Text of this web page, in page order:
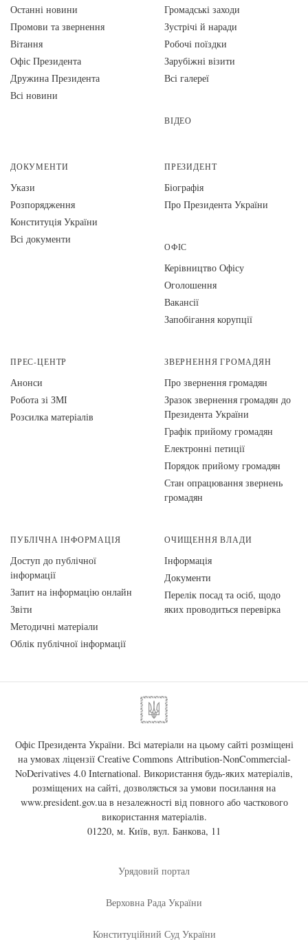
Останні новини
Промови та звернення
Вiтання
Офіс Президента
Дружина Президента
Всі новини
Громадські заходи
Зустрічі й наради
Робочі поїздки
Зарубіжні візити
Всі галереї
ВІДЕО
ДОКУМЕНТИ
Укази
Розпорядження
Конституція України
Всі документи
ПРЕЗИДЕНТ
Біографія
Про Президента України
ОФІС
Керівництво Офісу
Оголошення
Вакансії
Запобігання корупції
ПРЕС-ЦЕНТР
Анонси
Робота зі ЗМІ
Розсилка матеріалів
ЗВЕРНЕННЯ ГРОМАДЯН
Про звернення громадян
Зразок звернення громадян до
Президента України
Графік прийому громадян
Електронні петиції
Порядок прийому громадян
Стан опрацювання звернень
громадян
ПУБЛІЧНА ІНФОРМАЦІЯ
Доступ до публічної
інформації
Запит на інформацію онлайн
Звіти
Методичні матеріали
Облік публічної інформації
ОЧИЩЕННЯ ВЛАДИ
Інформація
Документи
Перелік посад та осіб, щодо
яких проводиться перевірка
Офіс Президента України. Всі матеріали на цьому сайті розміщені
на умовах ліцензії Creative Commons Attribution-NonCommercial-
NoDerivatives 4.0 International. Використання будь-яких матеріалів,
розміщених на сайті, дозволяється за умови посилання на
www.president.gov.uaв незалежності від повного або часткового
використання матеріалів.
01220, м. Київ, вул. Банкова, 11
Урядовий портал
Верховна Рада України
Конституційний Суд України